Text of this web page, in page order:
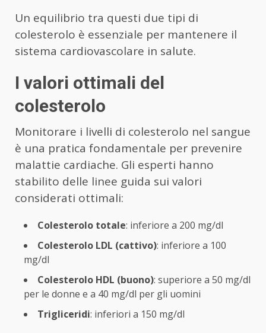
Un equilibrio tra questi due tipi di
colesterolo è essenziale per mantenere il
sistema cardiovascolare in salute.
I valori ottimali del
colesterolo
Monitorare i livelli di colesterolo nel sangue
è una pratica fondamentale per prevenire
malattie cardiache. Gli esperti hanno
stabilito delle linee guida sui valori
considerati ottimali:
Colesterolo totale: inferiore a 200 mg/dl
Colesterolo LDL (cattivo): inferiore a 100
mg/dl
Colesterolo HDL (buono): superiore a 50 mg/dl
per le donne e a 40 mg/dl per gli uomini
Trigliceridi: inferiori a 150 mg/dl